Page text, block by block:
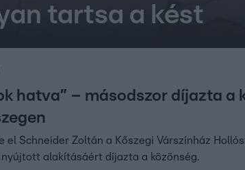
tartsa a kést
hatva” – másodszor díjazta a
el Schneider Zoltán a Kőszegi Várszínház
alakításáért díjazta a közönség.